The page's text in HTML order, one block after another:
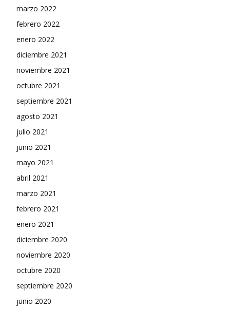
marzo 2022
febrero 2022
enero 2022
diciembre 2021
noviembre 2021
octubre 2021
septiembre 2021
agosto 2021
julio 2021
junio 2021
mayo 2021
abril 2021
marzo 2021
febrero 2021
enero 2021
diciembre 2020
noviembre 2020
octubre 2020
septiembre 2020
junio 2020